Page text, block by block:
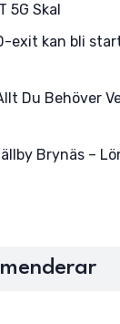
5G Skal
exit kan bli
Du Behöver
Brynäs –